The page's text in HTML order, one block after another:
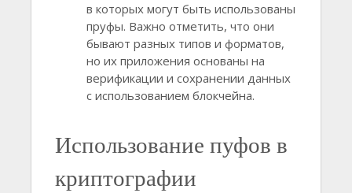
в которых могут быть использованы
пруфы. Важно отметить, что они
бывают разных типов и форматов,
но их приложения основаны на
верификации и сохранении данных
с использованием блокчейна.
Использование пуфов в
криптографии